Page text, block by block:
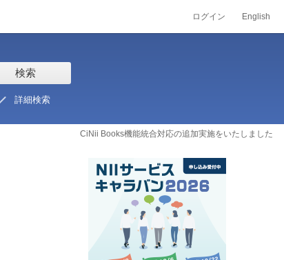
ログイン English
検索
詳細検索
CiNii Books機能統合対応の追加実施をいたしました